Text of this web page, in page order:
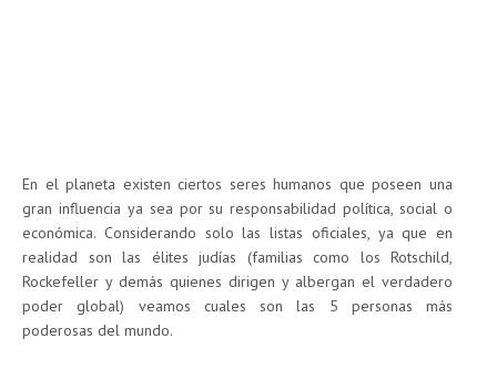
En el planeta existen ciertos seres humanos que poseen una
gran influencia ya sea por su responsabilidad política, social o
económica. Considerando solo las listas oficiales, ya que en
realidad son las élites judías (familias como los Rotschild,
Rockefeller y demás quienes dirigen y albergan el verdadero
poder global) veamos cuales son las 5 personas más
poderosas del mundo.